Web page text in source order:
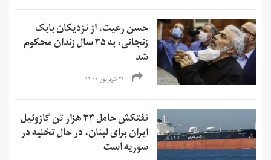
حسن رعیت، از نزدیکان بابک
زنجانی، به ۳۵ سال زندان محکوم
شد
۲۴ شهریور ۱۴۰۰
نفتکش حامل ۳۳ هزار تن گازوئیل
ایران برای لبنان، در حال تخلیه در
سوریه است